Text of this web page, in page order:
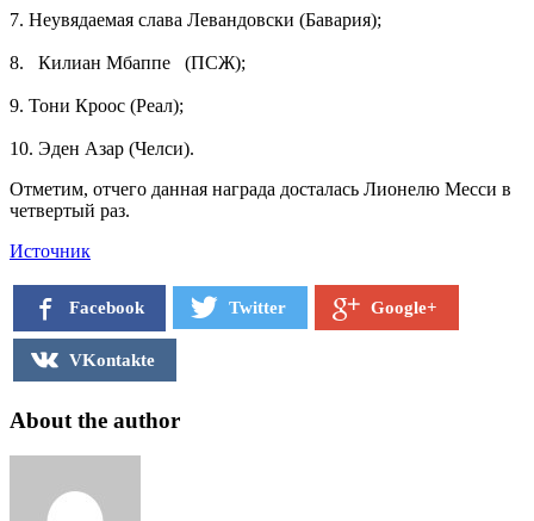
7. Неувядаемая слава Левандовски (Бавария);
8. Килиан Мбаппе (ПСЖ);
9. Тони Кроос (Реал);
10. Эден Азар (Челси).
Отметим, отчего данная награда досталась Лионелю Месси в
четвертый раз.
Источник
Facebook Twitter Google+
VKontakte
About the author